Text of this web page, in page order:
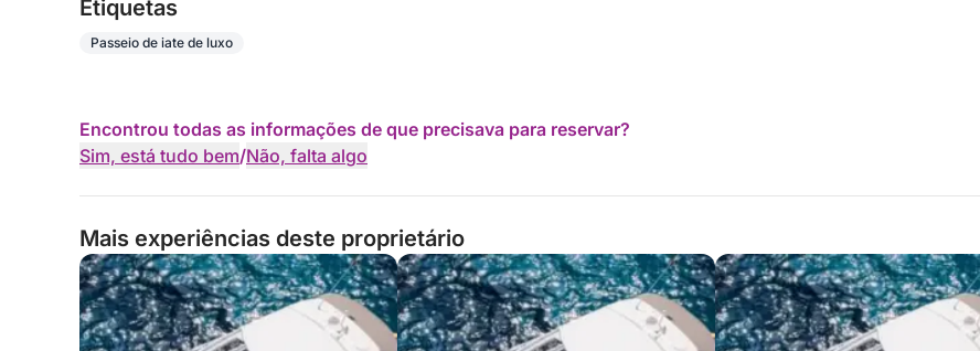
Etiquetas
Passeio de iate de luxo
Encontrou todas as informações de que precisava para reservar?
Sim, está tudo bem/Não, falta algo
Mais experiências deste proprietário